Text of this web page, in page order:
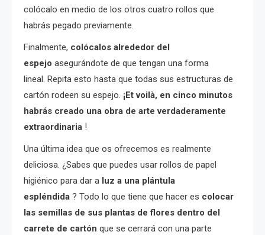
colócalo en medio de los otros cuatro rollos que
habrás pegado previamente.
Finalmente, colócalos alrededor del
espejo asegurándote de que tengan una forma
lineal. Repita esto hasta que todas sus estructuras de
cartón rodeen su espejo. ¡Et voilà, en cinco minutos
habrás creado una obra de arte verdaderamente
extraordinaria !
Una última idea que os ofrecemos es realmente
deliciosa. ¿Sabes que puedes usar rollos de papel
higiénico para dar a luz a una plántula
espléndida ? Todo lo que tiene que hacer es colocar
las semillas de sus plantas de flores dentro del
carrete de cartón que se cerrará con una parte